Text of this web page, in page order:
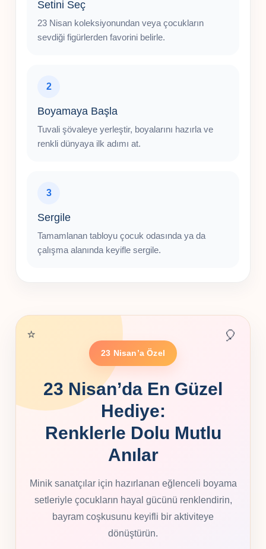
Setini Seç
23 Nisan koleksiyonundan veya çocukların
sevdiği figürlerden favorini belirle.
2
Boyamaya Başla
Tuvali şövaleye yerleştir, boyalarını hazırla ve
renkli dünyaya ilk adımı at.
3
Sergile
Tamamlanan tabloyu çocuk odasında ya da
çalışma alanında keyifle sergile.
⭐ 🎈
23 Nisan’a Özel
23 Nisan’da En Güzel
Hediye:
Renklerle Dolu Mutlu
Anılar
Minik sanatçılar için hazırlanan eğlenceli boyama
setleriyle çocukların hayal gücünü renklendirin,
bayram coşkusunu keyifli bir aktiviteye
dönüştürün.